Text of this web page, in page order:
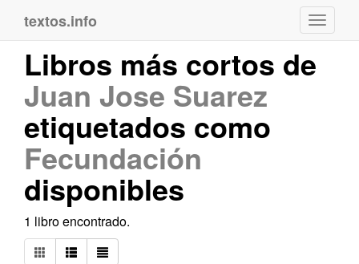
textos.info
Libros más cortos de
Juan Jose Suarez
etiquetados como
Fecundación
disponibles
1 libro encontrado.